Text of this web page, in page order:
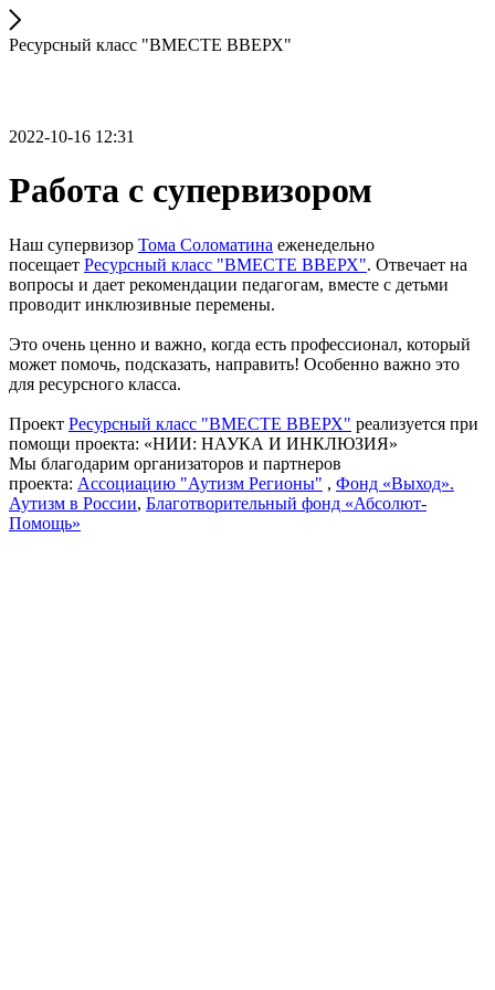
Ресурсный класс "ВМЕСТЕ ВВЕРХ"
2022-10-16 12:31
Работа с супервизором
Наш супервизор Тома Соломатина еженедельно
посещает Ресурсный класс "ВМЕСТЕ ВВЕРХ". Отвечает на
вопросы и дает рекомендации педагогам, вместе с детьми
проводит инклюзивные перемены.
Это очень ценно и важно, когда есть профессионал, который
может помочь, подсказать, направить! Особенно важно это
для ресурсного класса.
Проект Ресурсный класс "ВМЕСТЕ ВВЕРХ" реализуется при
помощи проекта: «НИИ: НАУКА И ИНКЛЮЗИЯ»
Мы благодарим организаторов и партнеров
проекта: Ассоциацию "Аутизм Регионы" , Фонд «Выход».
Аутизм в России, Благотворительный фонд «Абсолют-
Помощь»